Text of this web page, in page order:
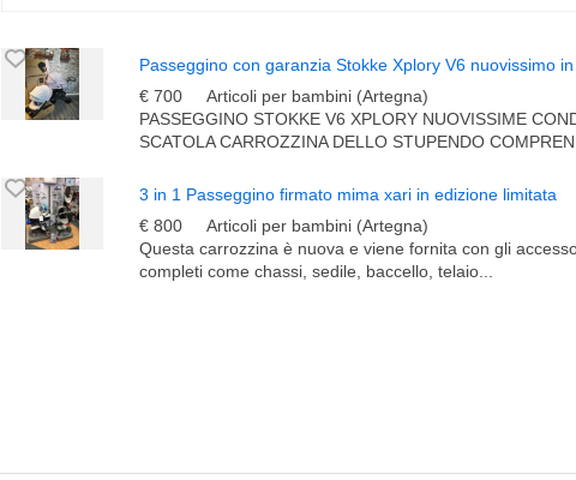
Passeggino con garanzia Stokke Xplory V6 nuovissimo
€ 700
Articoli per bambini (Artegna)
PASSEGGINO STOKKE V6 XPLORY NUOVISSIME
SCATOLA CARROZZINA DELLO STUPENDO
3 in 1 Passeggino firmato mima xari in edizione limitata
€ 800
Articoli per bambini (Artegna)
Questa carrozzina è nuova e viene fornita con gli
completi come chassi, sedile, baccello, telaio...